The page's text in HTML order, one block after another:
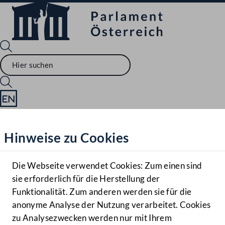
Hilfe
Benutzer
Navigationsmenü öffnen
MENÜ
Hinweise zu Cookies
Die Webseite verwendet Cookies: Zum einen sind
sie erforderlich für die Herstellung der
Funktionalität. Zum anderen werden sie für die
anonyme Analyse der Nutzung verarbeitet. Cookies
zu Analysezwecken werden nur mit Ihrem